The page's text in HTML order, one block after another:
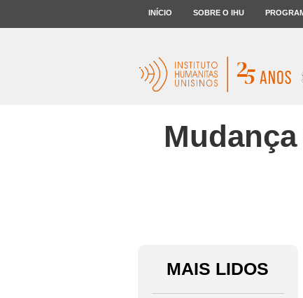
INÍCIO SOBRE O IHU
MAIS LIDOS